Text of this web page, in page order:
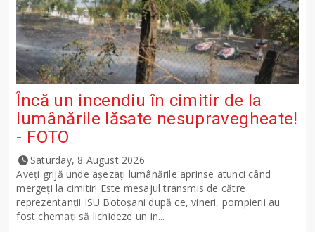
Încă un incendiu în cimitir de la
lumânările lăsate nesupravegheate!
- FOTO
Saturday, 8 August 2026
Aveți grijă unde așezați lumânările aprinse atunci când
mergeți la cimitir! Este mesajul transmis de către
reprezentanții ISU Botoșani după ce, vineri, pompierii au
fost chemați să lichideze un in...